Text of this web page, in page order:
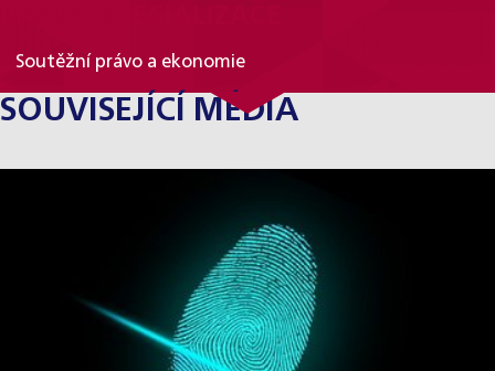
Soutěžní právo a ekonomie
SOUVISEJÍCÍ MÉDIA